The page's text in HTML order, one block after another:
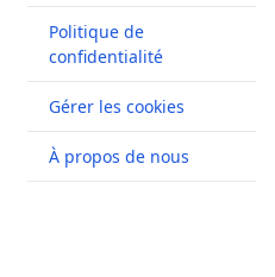
Politique de
confidentialité
Gérer les cookies
À propos de nous